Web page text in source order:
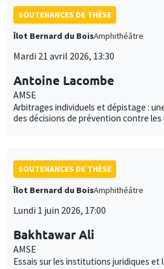
SOUTENANCES DE THÈSE
Îlot Bernard du BoisAmphithéâtre
Mardi 21 avril 2026, 13:30
Antoine Lacombe
AMSE
Arbitrages individuels et dépistage :
des décisions de prévention contre
SOUTENANCES DE THÈSE
Îlot Bernard du BoisAmphithéâtre
Lundi 1 juin 2026, 17:00
Bakhtawar Ali
AMSE
Essais sur les institutions juridiques et